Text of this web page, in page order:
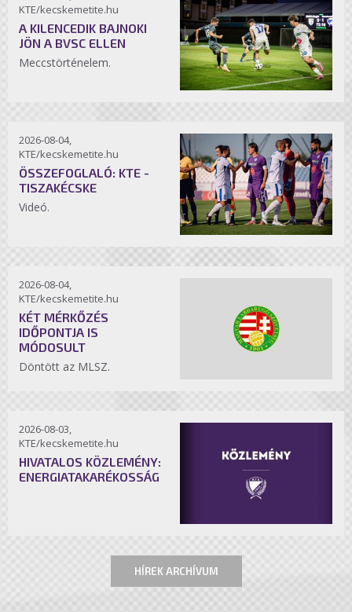
KTE/kecskemetite.hu
A KILENCEDIK BAJNOKI
JÖN A BVSC ELLEN
Meccstörténelem.
2026-08-04,
KTE/kecskemetite.hu
ÖSSZEFOGLALÓ: KTE -
TISZAKÉCSKE
Videó.
2026-08-04,
KTE/kecskemetite.hu
KÉT MÉRKŐZÉS
IDŐPONTJA IS
MÓDOSULT
Döntött az MLSZ.
2026-08-03,
KTE/kecskemetite.hu
HIVATALOS KÖZLEMÉNY:
ENERGIATAKARÉKOSSÁG
HÍREK ARCHÍVUM